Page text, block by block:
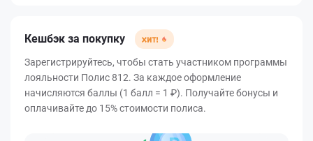
Кешбэк за покупку
Зарегистрируйтесь, чтобы стать участником программы
лояльности Полис 812. За каждое оформление
начисляются баллы (1 балл = 1 ₽). Получайте бонусы и
оплачивайте до 15% стоимости полиса.